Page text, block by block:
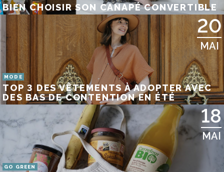
BIEN CHOISIR SON CANAPÉ CONVERTIBLE
20
MAI
MODE
TOP 3 DES VÊTEMENTS À ADOPTER AVEC
DES BAS DE CONTENTION EN ÉTÉ
18
MAI
GO GREEN